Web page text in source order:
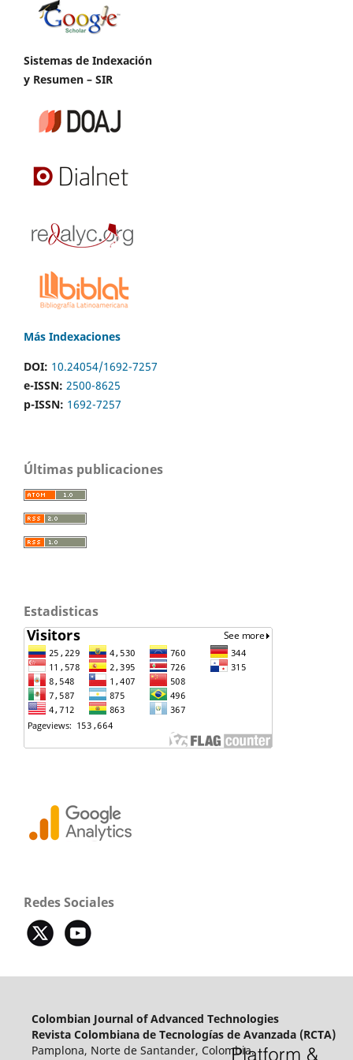
Sistemas de Indexación
y Resumen – SIR
Más Indexaciones
DOI: 10.24054/1692-7257
e-ISSN: 2500-8625
p-ISSN: 1692-7257
Últimas publicaciones
Estadisticas
Redes Sociales
Colombian Journal of Advanced Technologies
Revista Colombiana de Tecnologías de Avanzada (RCTA)
Pamplona, Norte de Santander, Colombia.